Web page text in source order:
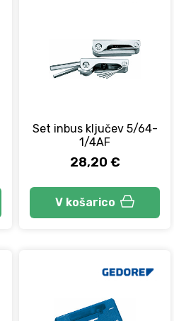
Set inbus ključev 5/64-
1/4AF
28,20 €
V košarico